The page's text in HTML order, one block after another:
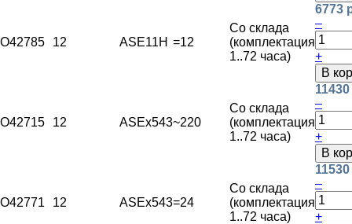
O42785 12 ASE11H =12
Со склада
(комплектация
1..72 часа)
6773
–
+
В
O42715 12 ASEx543~220
Со склада
(комплектация
1..72 часа)
–
+
В
O42771 12 ASEx543=24
Со склада
(комплектация
1..72 часа)
–
+